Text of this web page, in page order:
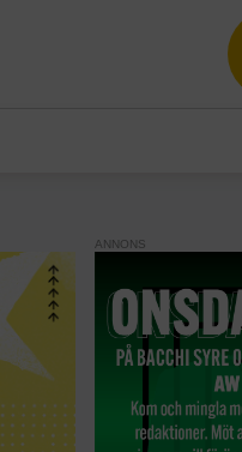
ANNONS